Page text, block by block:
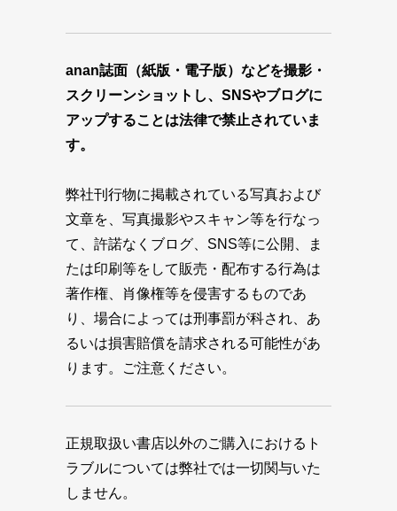
anan誌面（紙版・電子版）などを撮影・
スクリーンショットし、SNSやブログに
アップすることは法律で禁止されていま
す。
弊社刊行物に掲載されている写真および
文章を、写真撮影やスキャン等を行なっ
て、許諾なくブログ、SNS等に公開、ま
たは印刷等をして販売・配布する行為は
著作権、肖像権等を侵害するものであ
り、場合によっては刑事罰が科され、あ
るいは損害賠償を請求される可能性があ
ります。ご注意ください。
正規取扱い書店以外のご購入におけるト
ラブルについては弊社では一切関与いた
しません。